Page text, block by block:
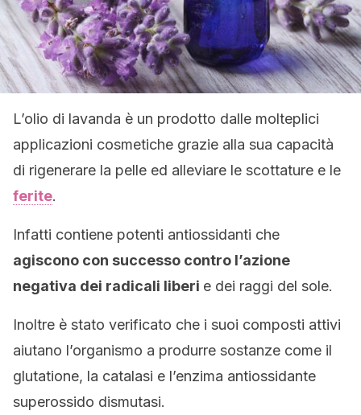
L’olio di lavanda è un prodotto dalle molteplici
applicazioni cosmetiche grazie alla sua capacità
di rigenerare la pelle ed alleviare le scottature e le
ferite.
Infatti contiene potenti antiossidanti che
agiscono con successo contro l’azione
negativa dei radicali liberi e dei raggi del sole.
Inoltre è stato verificato che i suoi composti attivi
aiutano l’organismo a produrre sostanze come il
glutatione, la catalasi e l’enzima antiossidante
superossido dismutasi.